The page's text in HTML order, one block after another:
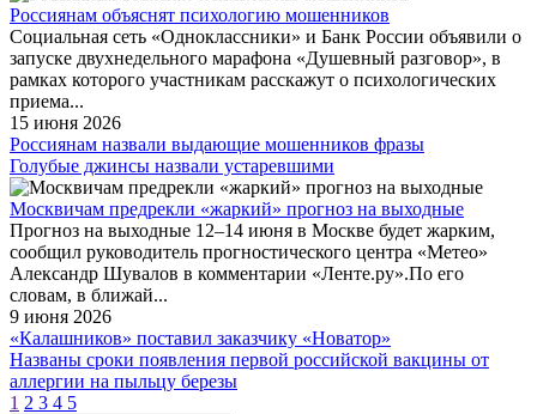
Россиянам объяснят психологию мошенников
Социальная сеть «Одноклассники» и Банк России объявили о
запуске двухнедельного марафона «Душевный разговор», в
рамках которого участникам расскажут о психологических
приема...
15 июня 2026
Россиянам назвали выдающие мошенников фразы
Голубые джинсы назвали устаревшими
Москвичам предрекли «жаркий» прогноз на выходные
Прогноз на выходные 12–14 июня в Москве будет жарким,
сообщил руководитель прогностического центра «Метео»
Александр Шувалов в комментарии «Ленте.ру».По его
словам, в ближай...
9 июня 2026
«Калашников» поставил заказчику «Новатор»
Названы сроки появления первой российской вакцины от
аллергии на пыльцу березы
1 2 3 4 5